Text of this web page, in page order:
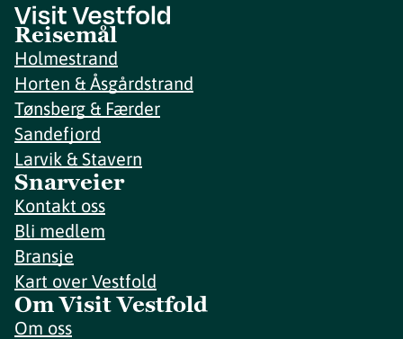
Reisemål
Holmestrand
Horten & Åsgårdstrand
Tønsberg & Færder
Sandefjord
Larvik & Stavern
Snarveier
Kontakt oss
Bli medlem
Bransje
Kart over Vestfold
Om Visit Vestfold
Om oss